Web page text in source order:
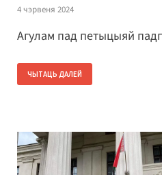
4 чэрвеня 2024
Агулам пад петыцыяй
ЧЫТАЦЬ ДАЛЕЙ